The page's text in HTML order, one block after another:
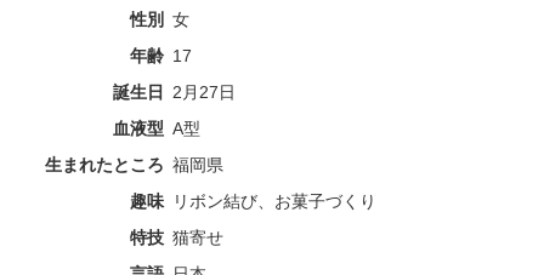
性別
女
年齢 17
誕生日
2月27日
血液型 A型
生まれたところ 福岡県
趣味
リボン結び、お菓子づくり
特技 猫寄せ